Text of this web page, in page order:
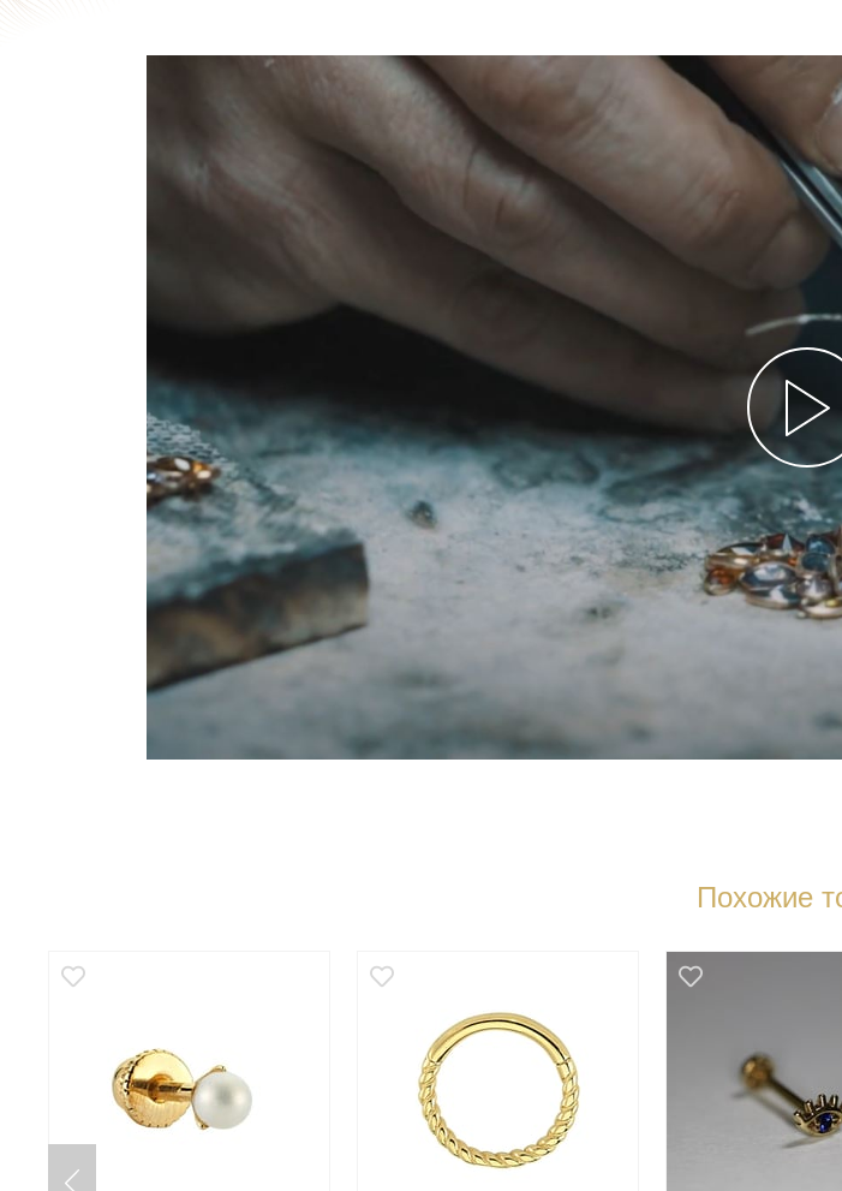
Похожие